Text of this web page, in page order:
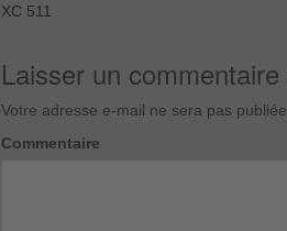
XC 511
Laisser un commentaire
Votre adresse e-mail ne sera pas publiée.
Commentaire